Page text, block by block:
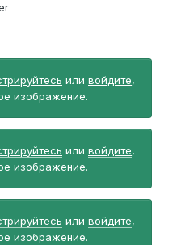
или войдите,
изображение.
или войдите,
изображение.
или войдите,
изображение.